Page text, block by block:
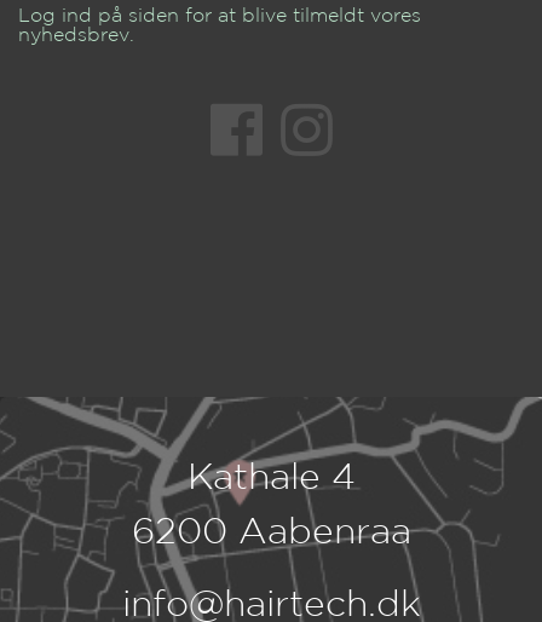
Log ind på siden for at blive tilmeldt vores
nyhedsbrev.
Kathale 4
6200 Aabenraa
info@hairtech.dk